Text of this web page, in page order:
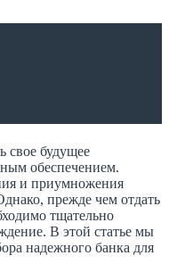
свое будущее
обеспечением.
и приумножения
прежде чем отдать
тщательно
В этой статье мы
надежного банка для